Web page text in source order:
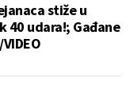
stiže u
40 udara!; Gađane